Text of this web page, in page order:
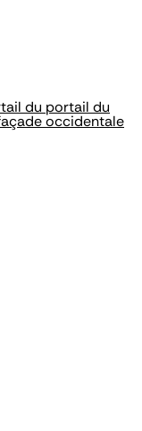
du portail du
occidentale